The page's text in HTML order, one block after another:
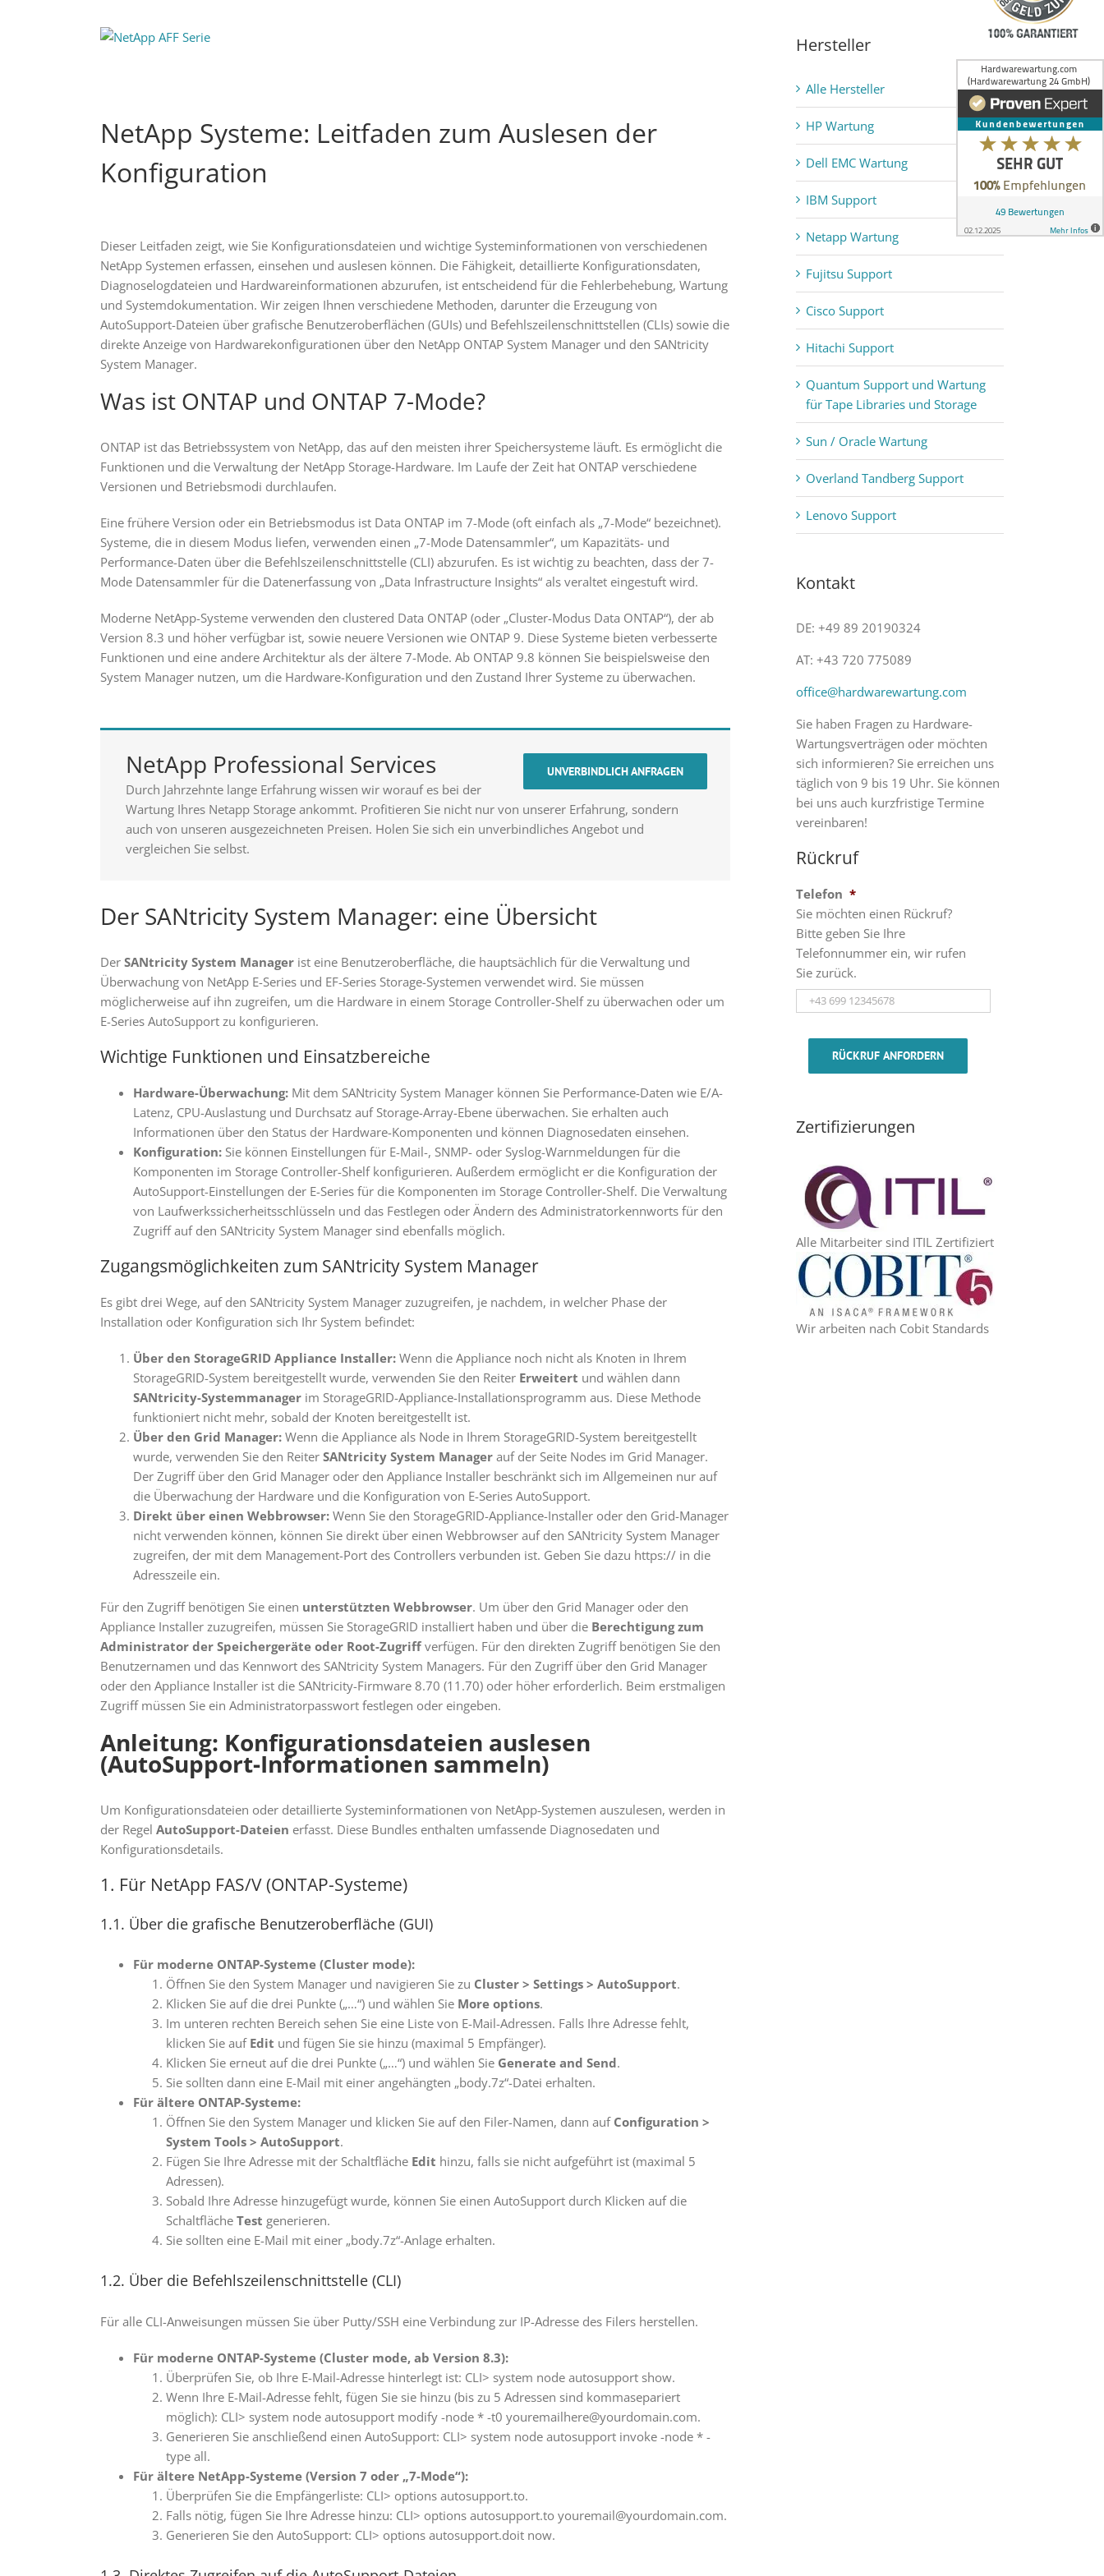
NetApp Systeme: Leitfaden zum Auslesen der
Konfiguration
Dieser Leitfaden zeigt, wie Sie Konfigurationsdateien und wichtige Systeminformationen von verschiedenen
NetApp Systemen erfassen, einsehen und auslesen können. Die Fähigkeit, detaillierte Konfigurationsdaten,
Diagnoselogdateien und Hardwareinformationen abzurufen, ist entscheidend für die Fehlerbehebung, Wartung
und Systemdokumentation. Wir zeigen Ihnen verschiedene Methoden, darunter die Erzeugung von
AutoSupport-Dateien über grafische Benutzeroberflächen (GUIs) und Befehlszeilenschnittstellen (CLIs) sowie die
direkte Anzeige von Hardwarekonfigurationen über den NetApp ONTAP System Manager und den SANtricity
System Manager.
Was ist ONTAP und ONTAP 7-Mode?
ONTAP ist das Betriebssystem von NetApp, das auf den meisten ihrer Speichersysteme läuft. Es ermöglicht die
Funktionen und die Verwaltung der NetApp Storage-Hardware. Im Laufe der Zeit hat ONTAP verschiedene
Versionen und Betriebsmodi durchlaufen.
Eine frühere Version oder ein Betriebsmodus ist Data ONTAP im 7-Mode (oft einfach als „7-Mode“ bezeichnet).
Systeme, die in diesem Modus liefen, verwenden einen „7-Mode Datensammler“, um Kapazitäts- und
Performance-Daten über die Befehlszeilenschnittstelle (CLI) abzurufen. Es ist wichtig zu beachten, dass der 7-
Mode Datensammler für die Datenerfassung von „Data Infrastructure Insights“ als veraltet eingestuft wird.
Moderne NetApp-Systeme verwenden den clustered Data ONTAP (oder „Cluster-Modus Data ONTAP“), der ab
Version 8.3 und höher verfügbar ist, sowie neuere Versionen wie ONTAP 9. Diese Systeme bieten verbesserte
Funktionen und eine andere Architektur als der ältere 7-Mode. Ab ONTAP 9.8 können Sie beispielsweise den
System Manager nutzen, um die Hardware-Konfiguration und den Zustand Ihrer Systeme zu überwachen.
UNVERBINDLICH ANFRAGEN
NetApp Professional Services
Durch Jahrzehnte lange Erfahrung wissen wir worauf es bei der
Wartung Ihres Netapp Storage ankommt. Profitieren Sie nicht nur von unserer Erfahrung, sondern
auch von unseren ausgezeichneten Preisen. Holen Sie sich ein unverbindliches Angebot und
vergleichen Sie selbst.
Der SANtricity System Manager: eine Übersicht
Der SANtricity System Managerist eine Benutzeroberfläche, die hauptsächlich für die Verwaltung und
Überwachung von NetApp E-Series und EF-Series Storage-Systemen verwendet wird. Sie müssen
möglicherweise auf ihn zugreifen, um die Hardware in einem Storage Controller-Shelf zu überwachen oder um
E-Series AutoSupport zu konfigurieren.
Wichtige Funktionen und Einsatzbereiche
Hardware-Überwachung:Mit dem SANtricity System Manager können Sie Performance-Daten wie E/A-
Latenz, CPU-Auslastung und Durchsatz auf Storage-Array-Ebene überwachen. Sie erhalten auch
Informationen über den Status der Hardware-Komponenten und können Diagnosedaten einsehen.
Konfiguration:Sie können Einstellungen für E-Mail-, SNMP- oder Syslog-Warnmeldungen für die
Komponenten im Storage Controller-Shelf konfigurieren. Außerdem ermöglicht er die Konfiguration der
AutoSupport-Einstellungen der E-Series für die Komponenten im Storage Controller-Shelf. Die Verwaltung
von Laufwerkssicherheitsschlüsseln und das Festlegen oder Ändern des Administratorkennworts für den
Zugriff auf den SANtricity System Manager sind ebenfalls möglich.
Zugangsmöglichkeiten zum SANtricity System Manager
Es gibt drei Wege, auf den SANtricity System Manager zuzugreifen, je nachdem, in welcher Phase der
Installation oder Konfiguration sich Ihr System befindet:
Über den StorageGRID Appliance Installer:Wenn die Appliance noch nicht als Knoten in Ihrem
StorageGRID-System bereitgestellt wurde, verwenden Sie den Reiter Erweitert und wählen dann
SANtricity-Systemmanagerim StorageGRID-Appliance-Installationsprogramm aus. Diese Methode
funktioniert nicht mehr, sobald der Knoten bereitgestellt ist.
Über den Grid Manager:Wenn die Appliance als Node in Ihrem StorageGRID-System bereitgestellt
wurde, verwenden Sie den Reiter SANtricity System Managerauf der Seite Nodes im Grid Manager.
Der Zugriff über den Grid Manager oder den Appliance Installer beschränkt sich im Allgemeinen nur auf
die Überwachung der Hardware und die Konfiguration von E-Series AutoSupport.
Direkt über einen Webbrowser:Wenn Sie den StorageGRID-Appliance-Installer oder den Grid-Manager
nicht verwenden können, können Sie direkt über einen Webbrowser auf den SANtricity System Manager
zugreifen, der mit dem Management-Port des Controllers verbunden ist. Geben Sie dazu https:// in die
Adresszeile ein.
Für den Zugriff benötigen Sie einen unterstützten Webbrowser. Um über den Grid Manager oder den
Appliance Installer zuzugreifen, müssen Sie StorageGRID installiert haben und über die Berechtigung zum
Administrator der Speichergeräte oder Root-Zugriffverfügen. Für den direkten Zugriff benötigen Sie den
Benutzernamen und das Kennwort des SANtricity System Managers. Für den Zugriff über den Grid Manager
oder den Appliance Installer ist die SANtricity-Firmware 8.70 (11.70) oder höher erforderlich. Beim erstmaligen
Zugriff müssen Sie ein Administratorpasswort festlegen oder eingeben.
Anleitung: Konfigurationsdateien auslesen
(AutoSupport-Informationen sammeln)
Um Konfigurationsdateien oder detaillierte Systeminformationen von NetApp-Systemen auszulesen, werden in
der Regel AutoSupport-Dateien erfasst. Diese Bundles enthalten umfassende Diagnosedaten und
Konfigurationsdetails.
1. Für NetApp FAS/V (ONTAP-Systeme)
1.1. Über die grafische Benutzeroberfläche (GUI)
Für moderne ONTAP-Systeme (Cluster mode):
Öffnen Sie den System Manager und navigieren Sie zu Cluster> Settings> AutoSupport.
Klicken Sie auf die drei Punkte („…“) und wählen Sie More options.
Im unteren rechten Bereich sehen Sie eine Liste von E-Mail-Adressen. Falls Ihre Adresse fehlt,
klicken Sie auf Edit und fügen Sie sie hinzu (maximal 5 Empfänger).
Klicken Sie erneut auf die drei Punkte („…“) und wählen Sie Generate and Send.
Sie sollten dann eine E-Mail mit einer angehängten „body.7z“-Datei erhalten.
Für ältere ONTAP-Systeme:
Öffnen Sie den System Manager und klicken Sie auf den Filer-Namen, dann auf Configuration >
System Tools> AutoSupport.
Fügen Sie Ihre Adresse mit der Schaltfläche Edit hinzu, falls sie nicht aufgeführt ist (maximal 5
Adressen).
Sobald Ihre Adresse hinzugefügt wurde, können Sie einen AutoSupport durch Klicken auf die
Schaltfläche Test generieren.
Sie sollten eine E-Mail mit einer „body.7z“-Anlage erhalten.
1.2. Über die Befehlszeilenschnittstelle (CLI)
Für alle CLI-Anweisungen müssen Sie über Putty/SSH eine Verbindung zur IP-Adresse des Filers herstellen.
Für moderne ONTAP-Systeme (Cluster mode, ab Version 8.3):
Überprüfen Sie, ob Ihre E-Mail-Adresse hinterlegt ist: CLI> system node autosupport show.
Wenn Ihre E-Mail-Adresse fehlt, fügen Sie sie hinzu (bis zu 5 Adressen sind kommasepariert
möglich): CLI> system node autosupport modify -node * -t0 youremailhere@yourdomain.com.
Generieren Sie anschließend einen AutoSupport: CLI> system node autosupport invoke -node * -
type all.
Für ältere NetApp-Systeme (Version 7 oder „7-Mode“):
Überprüfen Sie die Empfängerliste: CLI> options autosupport.to.
Falls nötig, fügen Sie Ihre Adresse hinzu: CLI> options autosupport.to youremail@yourdomain.com.
Generieren Sie den AutoSupport: CLI> options autosupport.doit now.
Hersteller
Alle Hersteller
HP Wartung
Dell EMC Wartung
IBM Support
Netapp Wartung
Fujitsu Support
Cisco Support
Hitachi Support
Quantum Support und Wartung
für Tape Libraries und Storage
Sun / Oracle Wartung
Overland Tandberg Support
Lenovo Support
Kontakt
DE: +49 89 20190324
AT: +43 720 775089
office@hardwarewartung.com
Sie haben Fragen zu Hardware-
Wartungsverträgen oder möchten
sich informieren? Sie erreichen uns
täglich von 9 bis 19 Uhr. Sie können
bei uns auch kurzfristige Termine
vereinbaren!
Rückruf
Telefon *
Sie möchten einen Rückruf?
Bitte geben Sie Ihre
Telefonnummer ein, wir rufen
Sie zurück.
RÜCKRUF ANFORDERN
Zertifizierungen
Alle Mitarbeiter sind ITIL Zertifiziert
Wir arbeiten nach Cobit Standards